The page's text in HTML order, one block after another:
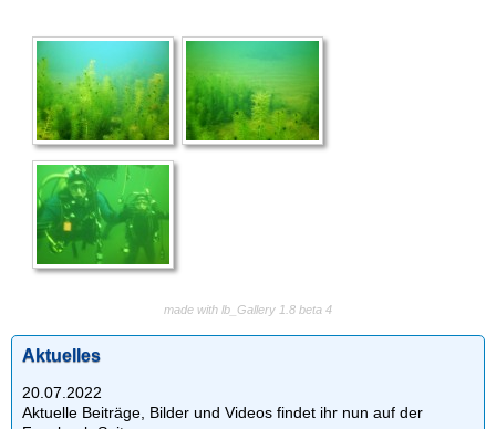
made with lb_Gallery 1.8 beta 4
Aktuelles
20.07.2022
Aktuelle Beiträge, Bilder und Videos findet ihr nun auf der